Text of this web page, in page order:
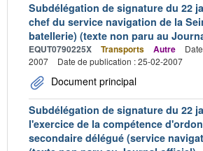
Subdélégation de signature du 22
chef du service navigation de la
batellerie) (texte non paru au
EQUT0790225X Transports Autre
2007
Date de publication : 25-02-2007
Document principal
Subdélégation de signature du 22
l'exercice de la compétence
secondaire délégué (service